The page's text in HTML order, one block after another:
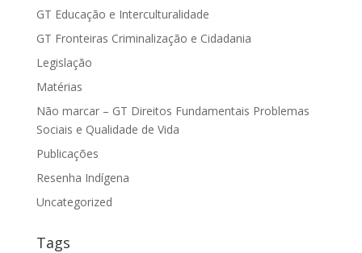
GT Educação e Interculturalidade
GT Fronteiras Criminalização e Cidadania
Legislação
Matérias
Não marcar – GT Direitos Fundamentais Problemas
Sociais e Qualidade de Vida
Publicações
Resenha Indígena
Uncategorized
Tags